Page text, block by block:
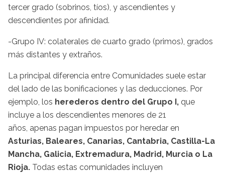
tercer grado (sobrinos, tíos), y ascendientes y
descendientes por afinidad.
-Grupo IV: colaterales de cuarto grado (primos), grados
más distantes y extraños.
La principal diferencia entre Comunidades suele estar
del lado de las bonificaciones y las deducciones. Por
ejemplo, los herederos dentro del Grupo I, que
incluye a los descendientes menores de 21
años, apenas pagan impuestos por heredar en
Asturias, Baleares, Canarias, Cantabria, Castilla-La
Mancha, Galicia, Extremadura, Madrid, Murcia o La
Rioja. Todas estas comunidades incluyen